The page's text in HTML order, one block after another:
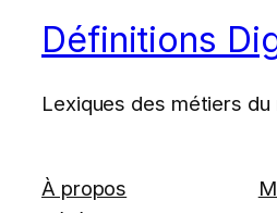
Définitions
Lexiques des métiers du
À propos